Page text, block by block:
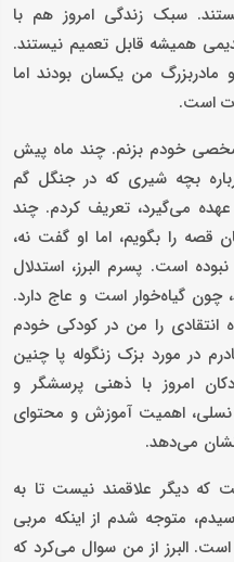
سبک زندگی امروز هم با
همیشه قابل تعمیم نیستند.
من یکسان بودند اما
است.
شخصی خودم بزنم. چند ماه پیش
بچه شیری که در جنگل گم
می‌گیرد، تعریف کردم. چند
را بگویم، اما او گفت نه،
است. پسرم البرز، استدلال
چون گیاه‌خوار است و عاج دارد.
را من در کودکی خودم
در مورد بزک زنگوله پا چنین
امروز با ذهنی پرسشگر و
اهمیت آموزش و محتوای
می‌دهد.
دیگر علاقمند نیست تا به
متوجه شدم از اینکه مربی
البرز از من سوال می‌کرد که